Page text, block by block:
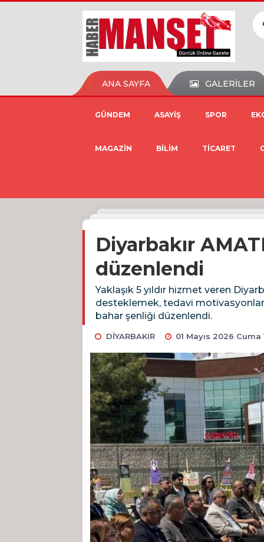
ANA SAYFA GALERİLER
GÜNDEM ASAYİŞ SPOR
MAGAZİN BİLİM TİCARET
Diyarbakır
düzenlendi
Yaklaşık 5 yıldır hizmet veren
desteklemek, tedavi
bahar şenliği düzenlendi.
DİYARBAKIR 01 Mayıs 2026 Cuma